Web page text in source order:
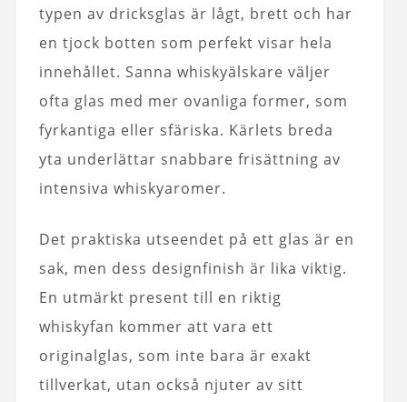
typen av dricksglas är lågt, brett och har
en tjock botten som perfekt visar hela
innehållet. Sanna whiskyälskare väljer
ofta glas med mer ovanliga former, som
fyrkantiga eller sfäriska. Kärlets breda
yta underlättar snabbare frisättning av
intensiva whiskyaromer.
Det praktiska utseendet på ett glas är en
sak, men dess designfinish är lika viktig.
En utmärkt present till en riktig
whiskyfan kommer att vara ett
originalglas, som inte bara är exakt
tillverkat, utan också njuter av sitt